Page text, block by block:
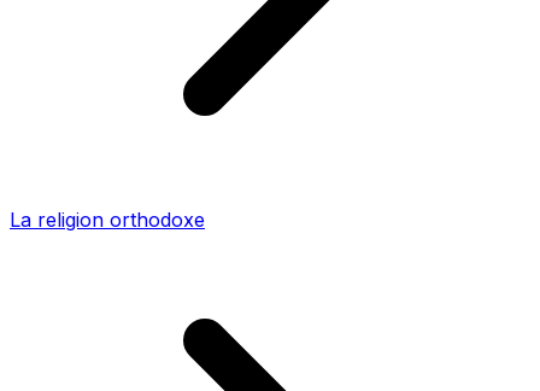
La religion orthodoxe